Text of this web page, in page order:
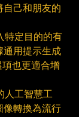
自己和朋友的
特定目的的有
通用提示生成
也更適合增
人工智慧工
像轉換為流行